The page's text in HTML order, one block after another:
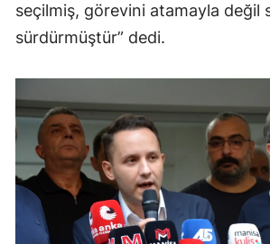
seçilmiş, görevini atamayla değil
sürdürmüştür” dedi.